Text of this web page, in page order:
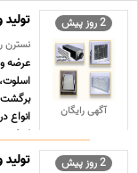
2 روز پیش
آگهی رایگان
نسترن
عرضه
برگشت
انواع
کیفیت
...
2 روز پیش